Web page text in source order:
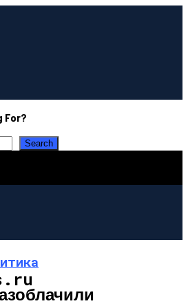
For?